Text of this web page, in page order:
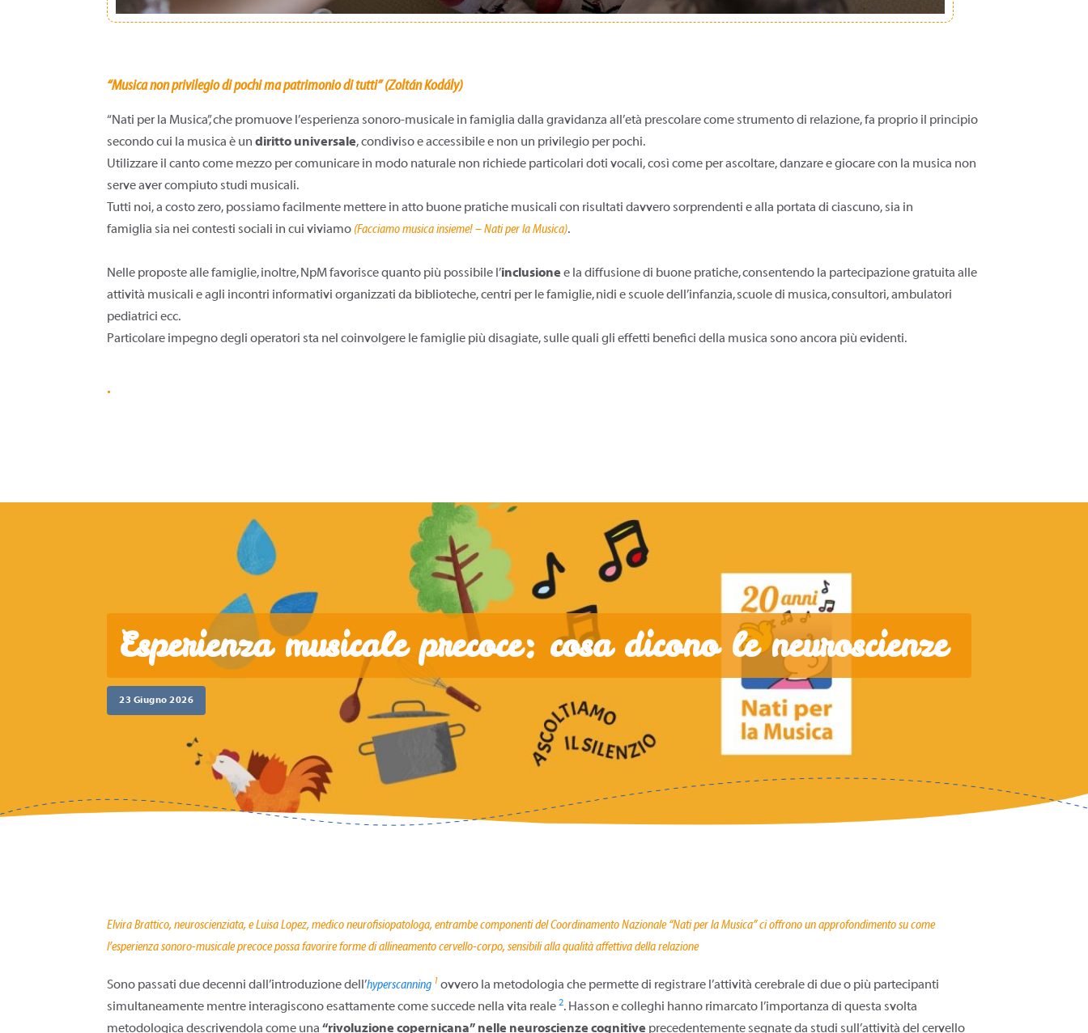
“Musica non privilegio di pochi ma patrimonio di tutti” (Zoltán Kodály)
“Nati per la Musica”, che promuove l’esperienza sonoro-musicale in famiglia dalla gravidanza all’età prescolare come strumento di relazione, fa proprio il principio
secondo cui la musica è un diritto universale, condiviso e accessibile e non un privilegio per pochi.
Utilizzare il canto come mezzo per comunicare in modo naturale non richiede particolari doti vocali, così come per ascoltare, danzare e giocare con la musica non
serve aver compiuto studi musicali.
Tutti noi, a costo zero, possiamo facilmente mettere in atto buone pratiche musicali con risultati davvero sorprendenti e alla portata di ciascuno, sia in
famiglia sia nei contesti sociali in cui viviamo (Facciamo musica insieme! – Nati per la Musica).
Nelle proposte alle famiglie, inoltre, NpM favorisce quanto più possibile l’inclusione e la diffusione di buone pratiche, consentendo la partecipazione gratuita alle
attività musicali e agli incontri informativi organizzati da biblioteche, centri per le famiglie, nidi e scuole dell’infanzia, scuole di musica, consultori, ambulatori
pediatrici ecc.
Particolare impegno degli operatori sta nel coinvolgere le famiglie più disagiate, sulle quali gli effetti benefici della musica sono ancora più evidenti.
.
Esperienza musicale precoce: cosa dicono le neuroscienze
23 Giugno 2026
Elvira Brattico, neuroscienziata, e Luisa Lopez, medico neurofisiopatologa, entrambe componenti del Coordinamento Nazionale “Nati per la Musica” ci offrono un approfondimento su come
l’esperienza sonoro-musicale precoce possa favorire forme di allineamento cervello-corpo, sensibili alla qualità affettiva della relazione
Sono passati due decenni dall’introduzione dell’hyperscanning 1 ovvero la metodologia che permette di registrare l’attività cerebrale di due o più partecipanti
simultaneamente mentre interagiscono esattamente come succede nella vita reale 2. Hasson e colleghi hanno rimarcato l’importanza di questa svolta
metodologica descrivendola come una “rivoluzione copernicana” nelle neuroscienze cognitive precedentemente segnate da studi sull’attività del cervello